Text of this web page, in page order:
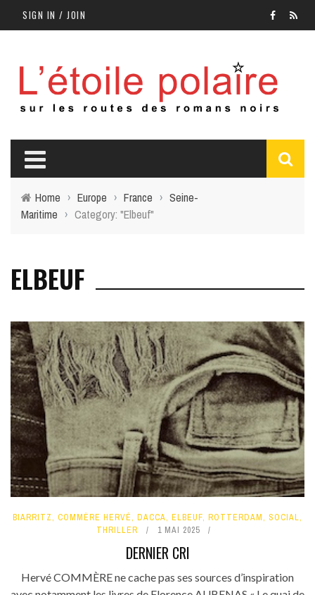
SIGN IN / JOIN
Home › Europe › France › Seine-
Maritime › Category: "Elbeuf"
ELBEUF
BIARRITZ, COMMÈRE HERVÉ, DACCA, ELBEUF, ROTTERDAM, SOCIAL,
THRILLER
1 MAI 2025
DERNIER CRI
Hervé COMMÈRE ne cache pas ses sources d’inspiration